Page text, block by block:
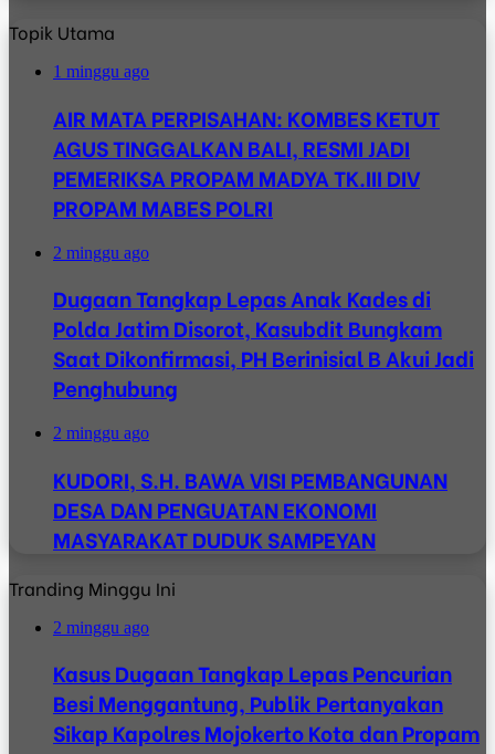
Topik Utama
1 minggu ago
AIR MATA PERPISAHAN: KOMBES KETUT
AGUS TINGGALKAN BALI, RESMI JADI
PEMERIKSA PROPAM MADYA TK.III DIV
PROPAM MABES POLRI
2 minggu ago
Dugaan Tangkap Lepas Anak Kades di
Polda Jatim Disorot, Kasubdit Bungkam
Saat Dikonfirmasi, PH Berinisial B Akui Jadi
Penghubung
2 minggu ago
KUDORI, S.H. BAWA VISI PEMBANGUNAN
DESA DAN PENGUATAN EKONOMI
MASYARAKAT DUDUK SAMPEYAN
Tranding Minggu Ini
2 minggu ago
Kasus Dugaan Tangkap Lepas Pencurian
Besi Menggantung, Publik Pertanyakan
Sikap Kapolres Mojokerto Kota dan Propam